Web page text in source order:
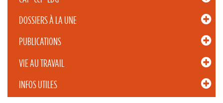
DOSSIERS À LA UNE
PUBLICATIONS
VIE AU TRAVAIL
INFOS UTILES